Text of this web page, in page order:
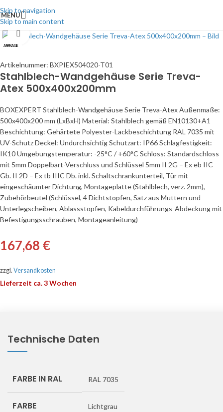
Skip to navigation
Skip to main content
MENU
ANFRAGE
Click to enlarge
Artikelnummer: BXPIEX504020-T01
Stahlblech-Wandgehäuse Serie Treva-
Atex 500x400x200mm
BOXEXPERT Stahlblech-Wandgehäuse Serie Treva-Atex Außenmaße:
500x400x200 mm (LxBxH) Material: Stahlblech gemäß EN10130+A1
Beschichtung: Gehärtete Polyester-Lackbeschichtung RAL 7035 mit
UV-Schutz Deckel: Undurchsichtig Schutzart: IP66 Schlagfestigkeit:
IK10 Umgebungstemperatur: -25°C / +60°C Schloss: Standardschloss
mit 5mm Doppelbart-Verschluss und Schlüssel 5mm II 2G – Ex eb IIC
Gb. II 2D – Ex tb IIIC Db. inkl. Schaltschrankunterteil, Tür mit
eingeschäumter Dichtung, Montageplatte (Stahlblech, verz. 2mm),
Zubehörbeutel (Schlüssel, 4 Dichtstopfen, Satz aus Muttern und
Unterlegscheiben, Ablassstopfen, Kabeldurchführungs-Abdeckung mit
Befestigungsschrauben, Montageanleitung)
167,68 €
zzgl. Versandkosten
Lieferzeit ca. 3 Wochen
Technische Daten
FARBE IN RAL RAL 7035
FARBE Lichtgrau